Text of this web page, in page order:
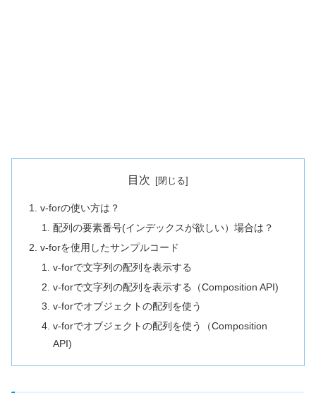
目次
v-forの使い方は？
配列の要素番号(インデックスが欲しい）場合は？
v-forを使用したサンプルコード
v-forで文字列の配列を表示する
v-forで文字列の配列を表示する（Composition API)
v-forでオブジェクトの配列を使う
v-forでオブジェクトの配列を使う（Composition
API)